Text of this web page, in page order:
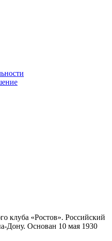
клуба «Ростов». Российский
Дону. Основан 10 мая 1930